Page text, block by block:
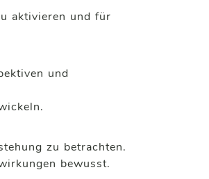
aktivieren und für
und
zu betrachten.
bewusst.